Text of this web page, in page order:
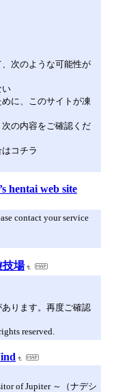
次のような可能性が
い
に、このサイトが凍
の内容をご確認くだ
コチラ
hentai web site
contact your service
技場
ります。再度ご確認
reserved.
of Jupiter ～（ナデシ